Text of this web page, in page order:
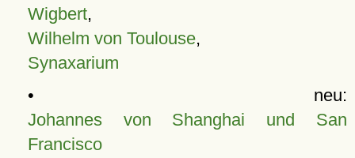
Wigbert,
Wilhelm von Toulouse,
Synaxarium
• neu:
Johannes von Shanghai und San
Francisco